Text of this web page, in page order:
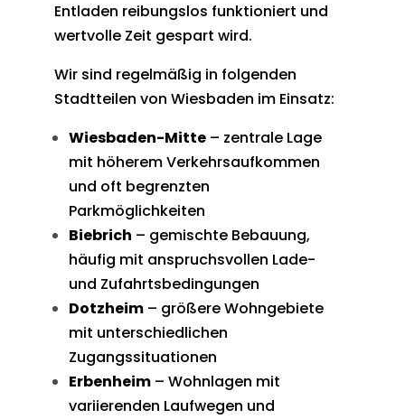
Entladen reibungslos funktioniert und
wertvolle Zeit gespart wird.
Wir sind regelmäßig in folgenden
Stadtteilen von Wiesbaden im Einsatz:
Wiesbaden-Mitte– zentrale Lage
mit höherem Verkehrsaufkommen
und oft begrenzten
Parkmöglichkeiten
Biebrich – gemischte Bebauung,
häufig mit anspruchsvollen Lade-
und Zufahrtsbedingungen
Dotzheim– größere Wohngebiete
mit unterschiedlichen
Zugangssituationen
Erbenheim– Wohnlagen mit
variierenden Laufwegen und